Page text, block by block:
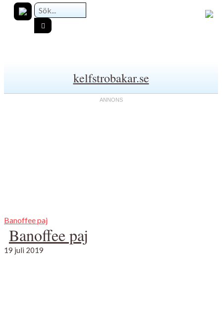
kelfstrobakar.se
Banoffee paj
Banoffee paj
19 juli 2019